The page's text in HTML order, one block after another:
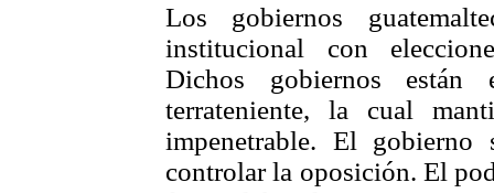
Los gobiernos
institucional con
Dichos gobiernos están
terrateniente, la cual
impenetrable. El
controlar la oposición. El